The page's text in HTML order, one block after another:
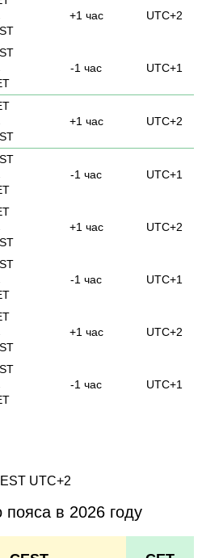
+1 час UTC+2
-1 час UTC+1
+1 час UTC+2
-1 час UTC+1
+1 час UTC+2
-1 час UTC+1
+1 час UTC+2
-1 час UTC+1
UTC+2
пояса в 2026 году